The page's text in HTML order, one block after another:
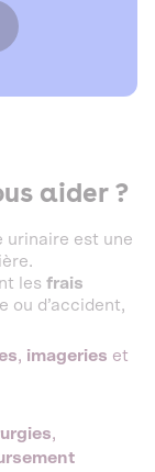
aider ?
urinaire est une
les frais
ou d’accident,
, imageries et
,